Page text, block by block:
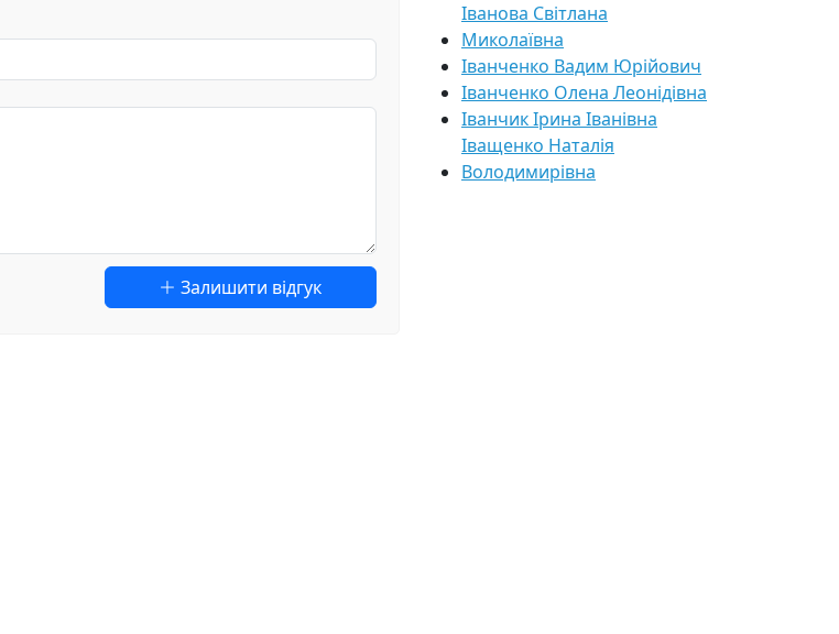
Залишити відгук
Іванова Світлана
Миколаївна
Іванченко Вадим Юрійович
Іванченко Олена Леонідівна
Іванчик Ірина Іванівна
Іващенко Наталія
Володимирівна